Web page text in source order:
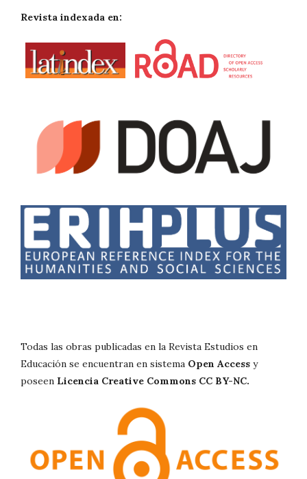
Revista indexada en:
Todas las obras publicadas en la Revista Estudios en
Educación se encuentran en sistema Open Access y
poseen Licencia Creative Commons CC BY-NC.